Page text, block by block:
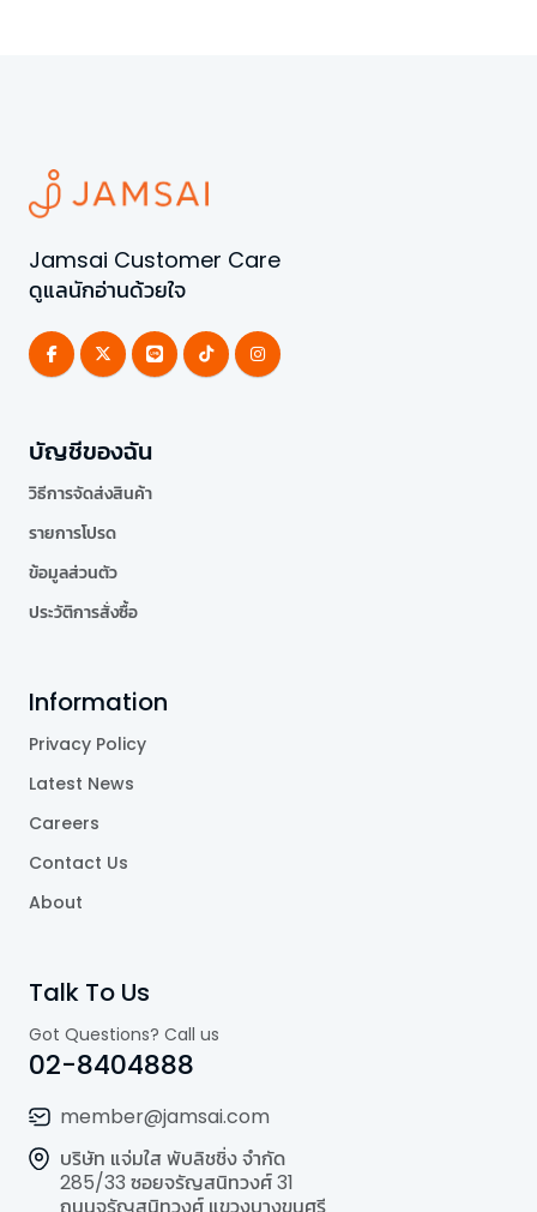
Jamsai Customer Care
ดูแลนักอ่านด้วยใจ
บัญชีของฉัน
วิธีการจัดส่งสินค้า
รายการโปรด
ข้อมูลส่วนตัว
ประวัติการสั่งซื้อ
Information
Privacy Policy
Latest News
Careers
Contact Us
About
Talk To Us
Got Questions? Call us
02-8404888
member@jamsai.com
บริษัท แจ่มใส พับลิชชิ่ง จำกัด
285/33 ซอยจรัญสนิทวงศ์ 31
ถนนจรัญสนิทวงศ์ แขวงบางขุนศรี